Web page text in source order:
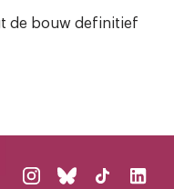
de bouw definitief